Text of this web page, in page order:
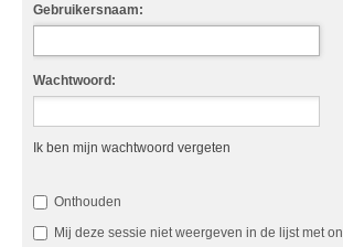
Gebruikersnaam:
Wachtwoord:
Ik ben mijn wachtwoord vergeten
Onthouden
Mij deze sessie niet weergeven in de lijst met